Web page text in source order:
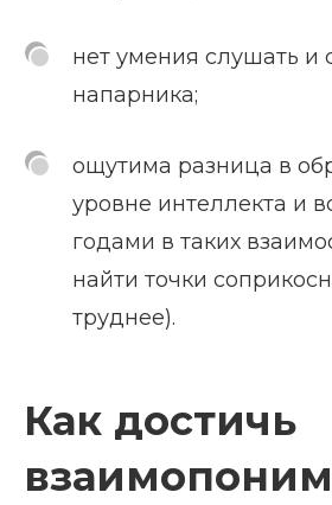
нет умения слушать и
напарника;
ощутима разница в
уровне интеллекта и
годами в таких
найти точки
труднее).
Как достичь